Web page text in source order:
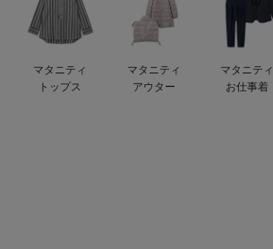
ハレの日に着るANGELIEBEのセレモニー
買って正解！高評価レビューアイテム
マタニティ
トップス
マタニティ
アウター
マタニティ
お仕事着